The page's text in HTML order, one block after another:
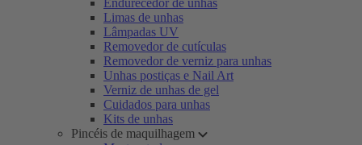
Endurecedor de unhas
Limas de unhas
Lâmpadas UV
Removedor de cutículas
Removedor de verniz para unhas
Unhas postiças e Nail Art
Verniz de unhas de gel
Cuidados para unhas
Kits de unhas
Pincéis de maquilhagem